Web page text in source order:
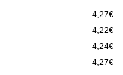
4,27€
4,22€
4,24€
4,27€